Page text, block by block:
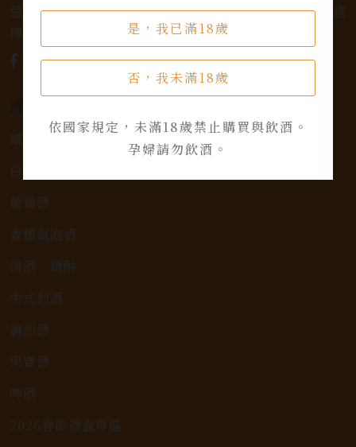
是，我已滿18歲
否，我未滿18歲
依國家規定，未滿18歲禁止購買與飲酒。
孕婦請勿飲酒。
忌，或者尋求一款特殊的葡萄酒，我們都有廣泛的選
擇，滿足您的個人口味和喜好。
產品類別
威士忌
白蘭地
葡萄酒
香檳氣泡酒
清酒、燒酎
中式烈酒
調烈酒
果實酒
啤酒
2026春節禮盒專區